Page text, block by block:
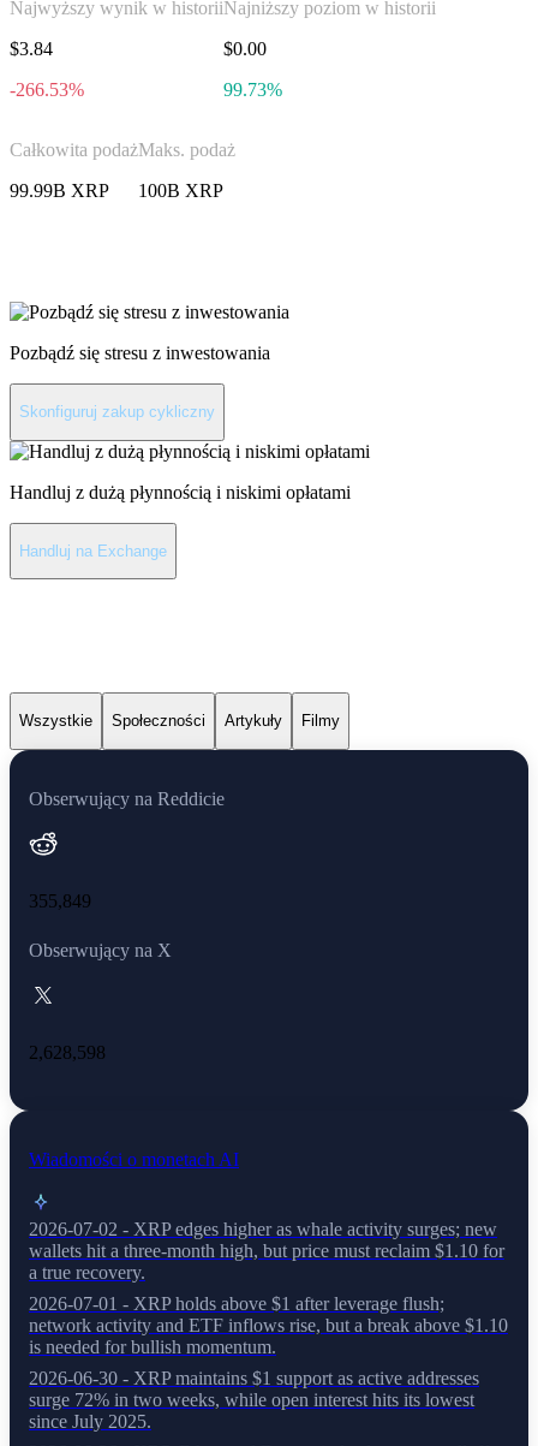
Najwyższy wynik w historii
$3.84
-266.53%
Najniższy poziom w historii
$0.00
99.73%
Całkowita podaż
99.99B XRP
Maks. podaż
100B XRP
Pozbądź się stresu z inwestowania
Skonfiguruj zakup cykliczny
Handluj z dużą płynnością i niskimi opłatami
Handluj na Exchange
Wszystkie Społeczności Artykuły Filmy
Obserwujący na Reddicie
355,849
Obserwujący na X
2,628,598
Wiadomości o monetach AI
2026-07-02 - XRP edges higher as whale activity surges; new
wallets hit a three-month high, but price must reclaim $1.10 for
a true recovery.
2026-07-01 - XRP holds above $1 after leverage flush;
network activity and ETF inflows rise, but a break above $1.10
is needed for bullish momentum.
2026-06-30 - XRP maintains $1 support as active addresses
surge 72% in two weeks, while open interest hits its lowest
since July 2025.